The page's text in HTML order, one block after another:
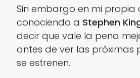
Sin embargo en mi propia
conociendo a Stephen
decir que vale la pena
antes de ver las próximas
se estrenen.